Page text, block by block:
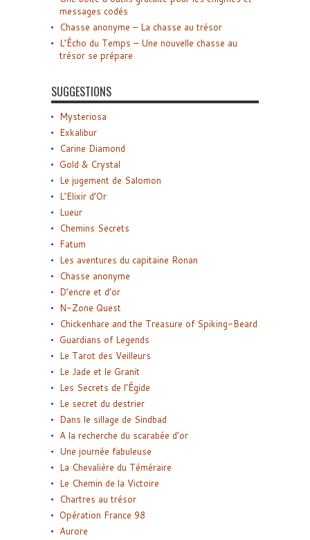
messages codés
Chasse anonyme – La chasse au trésor
L’Écho du Temps – Une nouvelle chasse au
trésor se prépare
SUGGESTIONS
Mysteriosa
Exkalibur
Carine Diamond
Gold & Crystal
Le jugement de Salomon
L’Elixir d’Or
Lueur
Chemins Secrets
Fatum
Les aventures du capitaine Ronan
Chasse anonyme
D’encre et d’or
N-Zone Quest
Chickenhare and the Treasure of Spiking-Beard
Guardians of Legends
Le Tarot des Veilleurs
Le Jade et le Granit
Les Secrets de l’Égide
Le secret du destrier
Dans le sillage de Sindbad
A la recherche du scarabée d’or
Une journée fabuleuse
La Chevalière du Téméraire
Le Chemin de la Victoire
Chartres au trésor
Opération France 98
Aurore